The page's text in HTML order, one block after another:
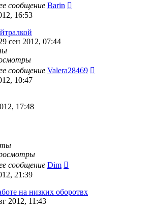
сообщение Barin
16:53
сен 2012, 07:44
сообщение Valera28469
10:47
17:48
сообщение Dim
21:39
на низких оборотвх
2012, 11:43